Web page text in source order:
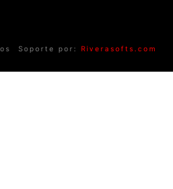
Soporte por: Riverasofts.com